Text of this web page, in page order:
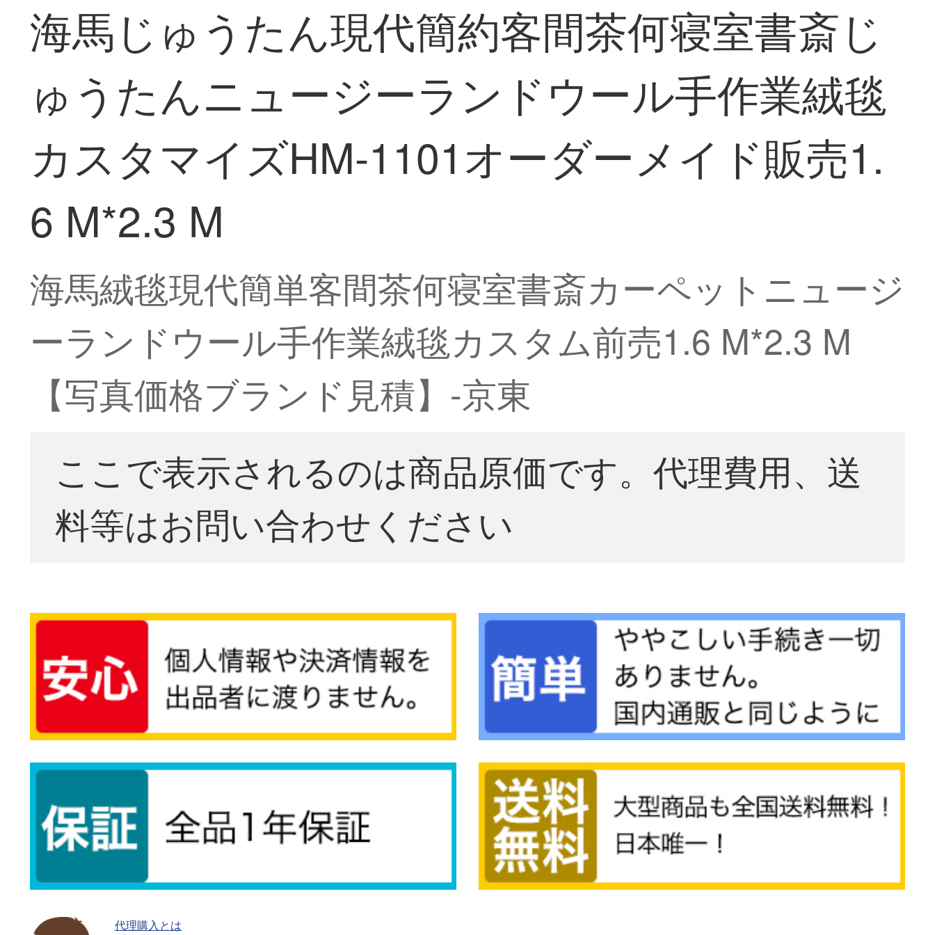
海馬じゅうたん現代簡約客間茶何寝室書斎じ
ゅうたんニュージーランドウール手作業絨毯
カスタマイズHM-1101オーダーメイド販売1.
6 M*2.3 M
海馬絨毯現代簡単客間茶何寝室書斎カーペットニュージ
ーランドウール手作業絨毯カスタム前売1.6 M*2.3 M
【写真価格ブランド見積】-京東
ここで表示されるのは商品原価です。代理費用、送
料等はお問い合わせください
代理購入とは